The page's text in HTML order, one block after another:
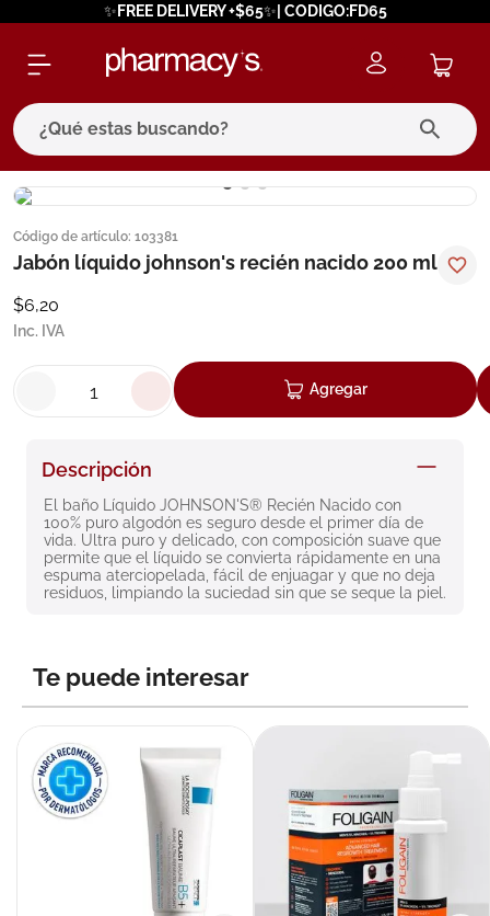
✨FREE DELIVERY +$65✨| CODIGO:FD65
¿Qué estas buscando?
Código de artículo: 103381
Jabón líquido johnson's recién nacido 200 ml
$6,20
Inc. IVA
Agregar
Descripción
El baño Líquido JOHNSON'S® Recién Nacido con
100% puro algodón es seguro desde el primer día de
vida. Ultra puro y delicado, con composición suave que
permite que el líquido se convierta rápidamente en una
espuma aterciopelada, fácil de enjuagar y que no deja
residuos, limpiando la suciedad sin que se seque la piel.
Te puede interesar
términos más buscados
1. eucerin
cerave
7. degraler
8 roche posay
9. isdin
10.pañales